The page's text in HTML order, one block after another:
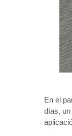
En el
días, un